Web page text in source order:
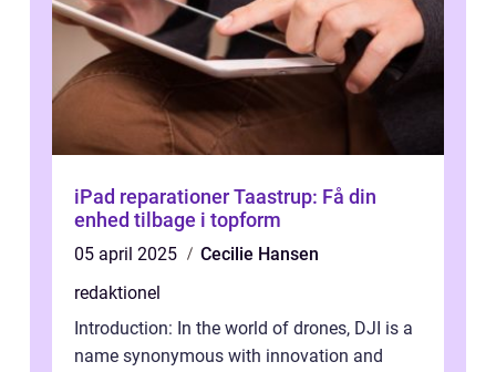
iPad reparationer Taastrup: Få din
enhed tilbage i topform
05 april 2025
Cecilie Hansen
redaktionel
Introduction: In the world of drones, DJI is a
name synonymous with innovation and